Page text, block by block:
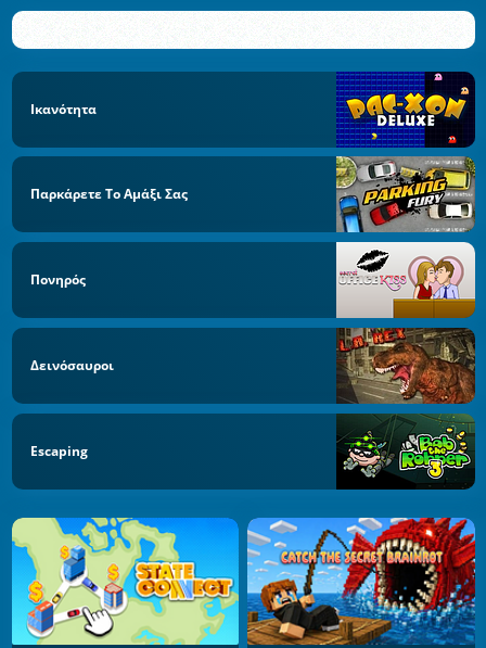
Ικανότητα
Παρκάρετε Το Αμάξι Σας
Πονηρός
Δεινόσαυροι
Escaping